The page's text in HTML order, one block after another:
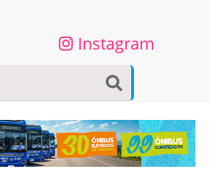
Instagram